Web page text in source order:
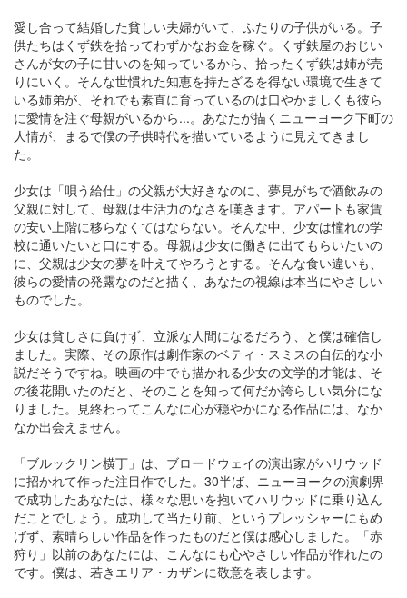
愛し合って結婚した貧しい夫婦がいて、ふたりの子供がいる。子
供たちはくず鉄を拾ってわずかなお金を稼ぐ。くず鉄屋のおじい
さんが女の子に甘いのを知っているから、拾ったくず鉄は姉が売
りにいく。そんな世慣れた知恵を持たざるを得ない環境で生きて
いる姉弟が、それでも素直に育っているのは口やかましくも彼ら
に愛情を注ぐ母親がいるから...。あなたが描くニューヨーク下町の
人情が、まるで僕の子供時代を描いているように見えてきまし
た。
少女は「唄う給仕」の父親が大好きなのに、夢見がちで酒飲みの
父親に対して、母親は生活力のなさを嘆きます。アパートも家賃
の安い上階に移らなくてはならない。そんな中、少女は憧れの学
校に通いたいと口にする。母親は少女に働きに出てもらいたいの
に、父親は少女の夢を叶えてやろうとする。そんな食い違いも、
彼らの愛情の発露なのだと描く、あなたの視線は本当にやさしい
ものでした。
少女は貧しさに負けず、立派な人間になるだろう、と僕は確信し
ました。実際、その原作は劇作家のベティ・スミスの自伝的な小
説だそうですね。映画の中でも描かれる少女の文学的才能は、そ
の後花開いたのだと、そのことを知って何だか誇らしい気分にな
りました。見終わってこんなに心が穏やかになる作品には、なか
なか出会えません。
「ブルックリン横丁」は、ブロードウェイの演出家がハリウッド
に招かれて作った注目作でした。30半ば、ニューヨークの演劇界
で成功したあなたは、様々な思いを抱いてハリウッドに乗り込ん
だことでしょう。成功して当たり前、というプレッシャーにもめ
げず、素晴らしい作品を作ったものだと僕は感心しました。「赤
狩り」以前のあなたには、こんなにも心やさしい作品が作れたの
です。僕は、若きエリア・カザンに敬意を表します。